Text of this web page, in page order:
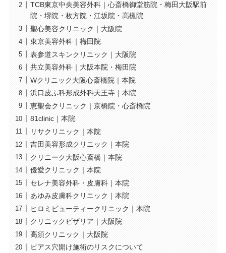
TCB東京中央美容外科｜心斎橋御堂筋院・梅田大阪駅前
院・堺院・枚方院・江坂院・高槻院
聖心美容クリニック｜大阪院
東京美容外科｜梅田院
表参道スキンクリニック｜大阪院
共立美容外科｜大阪本院・梅田院
Wクリニック大阪心斎橋院｜本院
浜口皮ふ科形成外科天王寺｜本院
恵聖会クリニック｜京橋院・心斎橋院
81clinic｜本院
リサクリニック｜本院
吉田美容形成クリニック｜本院
クリニーク大阪心斎橋｜本院
優愛クリニック｜本院
セレナ美容外科・皮膚科｜本院
あゆみ皮膚科クリニック｜本院
ヒロミビューティークリニック｜本院
クリニックビザリア｜大阪院
高須クリニック｜大阪院
ピアス穴開け施術のリスクについて